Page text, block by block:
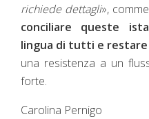
richiede dettagli»,
conciliare queste
lingua di tutti e
una resistenza a un
forte.
Carolina Pernigo